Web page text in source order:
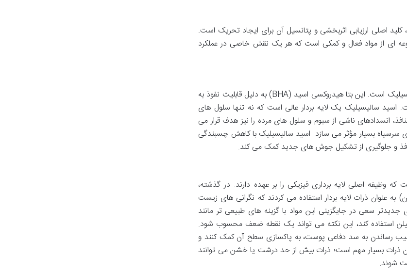
اصلی ارزیابی اثربخشی و پتانسیل آن برای ایجاد تحریک است.
ای از مواد فعال و کمکی است که هر یک نقش خاصی در عملکرد
در این اسکراب، اسید سالیسیلیک است. این بتا هیدروکسی اسید (BHA) به دلیل قابلیت نفوذ به
سالیسیلیک یک لایه بردار عالی است که نه تنها سلول های
انسدادهای ناشی از سبوم و سلول های مرده را نیز هدف قرار می
سرسیاه بسیار مؤثر می سازد. اسید سالیسیلیک با کاهش چسبندگی
و جلوگیری از تشکیل جوش های جدید کمک می کند.
که وظیفه اصلی لایه برداری فیزیکی را بر عهده دارند. در گذشته،
به عنوان ذرات لایه بردار استفاده می کردند که نگرانی های زیست
سعی در جایگزینی این مواد با گزینه های طبیعی تر مانند
استفاده کند، این نکته می تواند یک نقطه ضعف محسوب شود.
آسیب رساندن به سد دفاعی پوست، به پاکسازی سطح آن کمک کنند و
ذرات بسیار مهم است؛ ذرات بیش از حد درشت یا خشن می توانند
شوند.